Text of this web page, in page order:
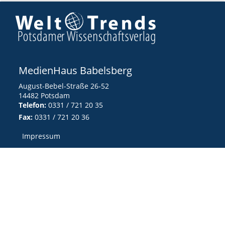
MedienHaus Babelsberg
August-Bebel-Straße 26-52
14482 Potsdam
Telefon: 0331 / 721 20 35
Fax: 0331 / 721 20 36
Impressum